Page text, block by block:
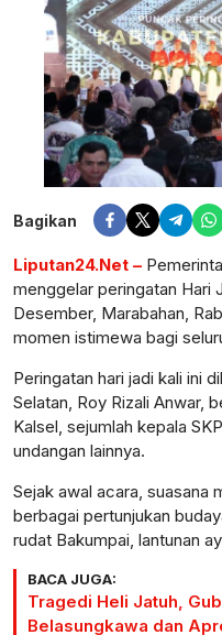
Bagikan
Liputan24.Net –
menggelar peringatan Hari
Desember, Marabahan,
momen istimewa bagi
Peringatan hari jadi kali ini
Selatan, Roy Rizali Anwar,
Kalsel, sejumlah kepala
undangan lainnya.
Sejak awal acara, suasana
berbagai pertunjukan
rudat Bakumpai, lantunan
BACA JUGA:
Tragedi Heli Jatuh,
Belasungkawa dan